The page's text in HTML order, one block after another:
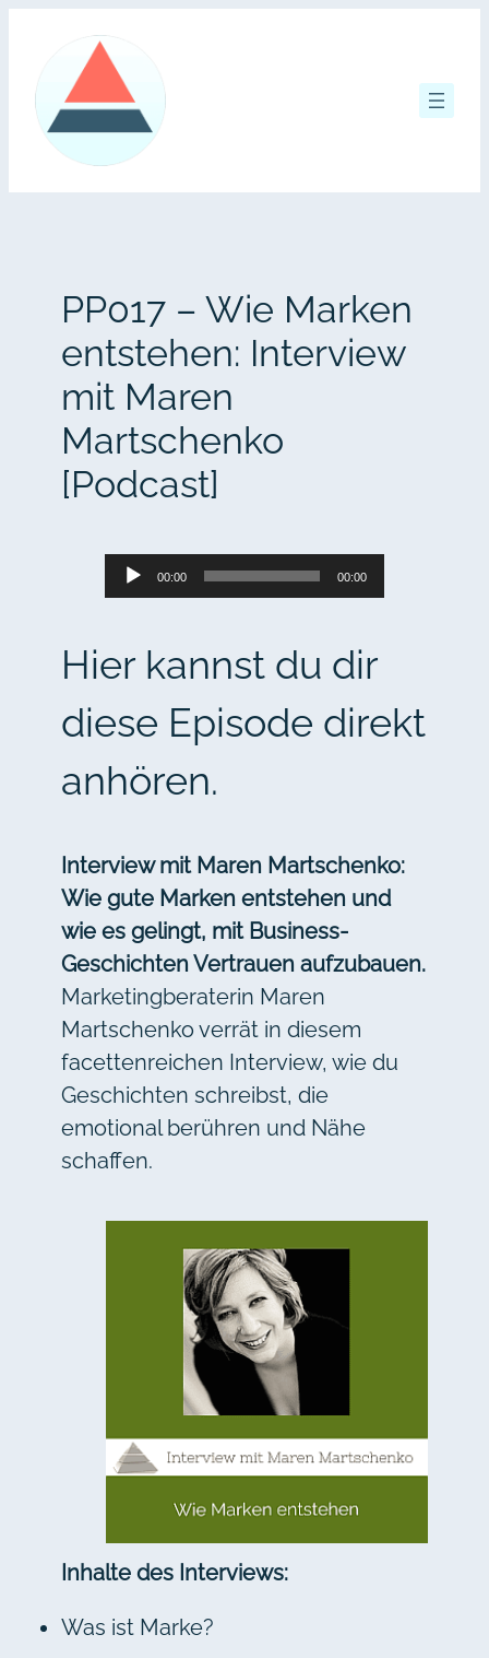
springen
PP017 – Wie Marken
entstehen: Interview
mit Maren
Martschenko
[Podcast]
Audio-
Player
00:00 00:00
Hier kannst du dir
diese Episode direkt
anhören.
Interview mit Maren Martschenko:
Wie gute Marken entstehen und
wie es gelingt, mit Business-
Geschichten Vertrauen aufzubauen.
Marketingberaterin Maren
Martschenko verrät in diesem
facettenreichen Interview, wie du
Geschichten schreibst, die
emotional berühren und Nähe
schaffen.
Inhalte des Interviews:
Was ist Marke?